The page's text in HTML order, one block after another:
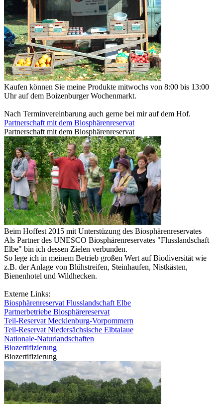
Kaufen können Sie meine Produkte mitwochs von 8:00 bis 13:00
Uhr auf dem Boizenburger Wochenmarkt.
Nach Terminvereinbarung auch gerne bei mir auf dem Hof.
Partnerschaft mit dem Biosphärenreservat
Partnerschaft mit dem Biosphärenreservat
Beim Hoffest 2015 mit Unterstüzung des Biosphärenreservates
Als Partner des UNESCO Biosphärenreservates "Flusslandschaft
Elbe" bin ich dessen Zielen verbunden.
So lege ich in meinem Betrieb großen Wert auf Biodiversität wie
z.B. der Anlage von Blühstreifen, Steinhaufen, Nistkästen,
Bienenhotel und Wildhecken.
Externe Links:
Biosphärenreservat Flusslandschaft Elbe
Partnerbetriebe Biosphärereservat
Teil-Reservat Mecklenburg-Vorpommern
Teil-Reservat Niedersächsische Elbtalaue
Nationale-Naturlandschaften
Biozertifizierung
Biozertifizierung